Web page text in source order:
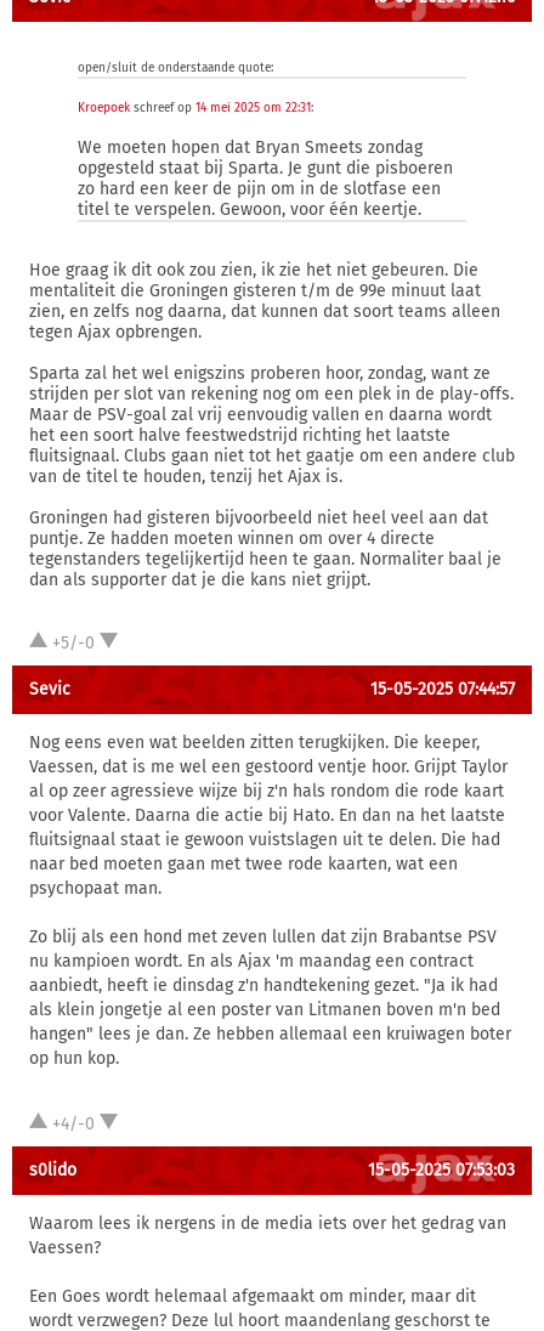
open/sluit de onderstaande quote:
Kroepoek schreef op 14 mei 2025 om 22:31:
We moeten hopen dat Bryan Smeets zondag
opgesteld staat bij Sparta. Je gunt die pisboeren
zo hard een keer de pijn om in de slotfase een
titel te verspelen. Gewoon, voor één keertje.
Hoe graag ik dit ook zou zien, ik zie het niet gebeuren. Die
mentaliteit die Groningen gisteren t/m de 99e minuut laat
zien, en zelfs nog daarna, dat kunnen dat soort teams alleen
tegen Ajax opbrengen.
Sparta zal het wel enigszins proberen hoor, zondag, want ze
strijden per slot van rekening nog om een plek in de play-offs.
Maar de PSV-goal zal vrij eenvoudig vallen en daarna wordt
het een soort halve feestwedstrijd richting het laatste
fluitsignaal. Clubs gaan niet tot het gaatje om een andere club
van de titel te houden, tenzij het Ajax is.
Groningen had gisteren bijvoorbeeld niet heel veel aan dat
puntje. Ze hadden moeten winnen om over 4 directe
tegenstanders tegelijkertijd heen te gaan. Normaliter baal je
dan als supporter dat je die kans niet grijpt.
+5/-0
Sevic 15-05-2025 07:44:57
Nog eens even wat beelden zitten terugkijken. Die keeper,
Vaessen, dat is me wel een gestoord ventje hoor. Grijpt Taylor
al op zeer agressieve wijze bij z'n hals rondom die rode kaart
voor Valente. Daarna die actie bij Hato. En dan na het laatste
fluitsignaal staat ie gewoon vuistslagen uit te delen. Die had
naar bed moeten gaan met twee rode kaarten, wat een
psychopaat man.
Zo blij als een hond met zeven lullen dat zijn Brabantse PSV
nu kampioen wordt. En als Ajax 'm maandag een contract
aanbiedt, heeft ie dinsdag z'n handtekening gezet. "Ja ik had
als klein jongetje al een poster van Litmanen boven m'n bed
hangen" lees je dan. Ze hebben allemaal een kruiwagen boter
op hun kop.
+4/-0
s0lido 15-05-2025 07:53:03
Waarom lees ik nergens in de media iets over het gedrag van
Vaessen?
Een Goes wordt helemaal afgemaakt om minder, maar dit
wordt verzwegen? Deze lul hoort maandenlang geschorst te